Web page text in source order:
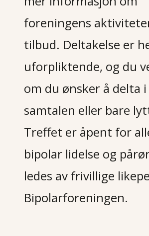
foreningens
tilbud. Deltakelse er
uforpliktende, og du
om du ønsker å delta i
samtalen eller bare
Treffet er åpent for
bipolar lidelse og
ledes av frivillige
Bipolarforeningen.